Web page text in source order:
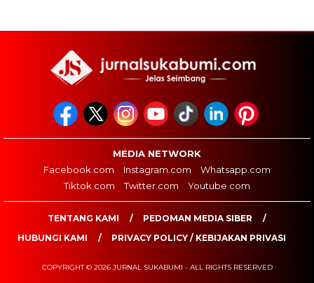
MEDIA NETWORK
Facebook.com
Instagram.com
Whatsapp.com
Tiktok.com
Twitter.com Youtube.com
TENTANG KAMI
PEDOMAN MEDIA SIBER
HUBUNGI KAMI
PRIVACY POLICY / KEBIJAKAN PRIVASI
COPYRIGHT © 2026 JURNAL SUKABUMI - ALL RIGHTS RESERVED